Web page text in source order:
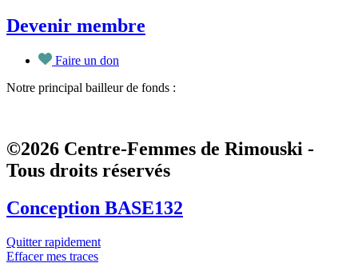
Devenir membre
Faire un don
Notre principal bailleur de fonds :
©2026 Centre-Femmes de Rimouski -
Tous droits réservés
Conception BASE132
Quitter rapidement
Effacer mes traces